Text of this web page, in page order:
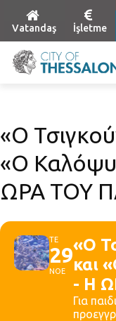
Vatandaş İşletme
«Ο
«Ο
ΩΡΑ ΤΟΥ
ΤΕ
29
ΝΟΕ
«Ο
και
- Η
Για